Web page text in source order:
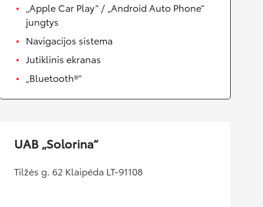
„Apple Car Play“ / „Android Auto Phone“
jungtys
Navigacijos sistema
Jutiklinis ekranas
„Bluetooth®“
UAB „Solorina“
Tilžės g. 62 Klaipėda LT-91108